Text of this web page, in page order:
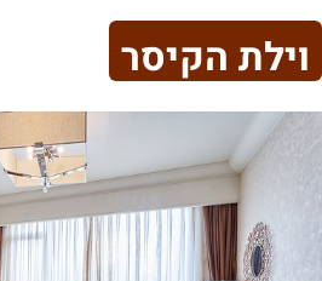
וילת הקיסר